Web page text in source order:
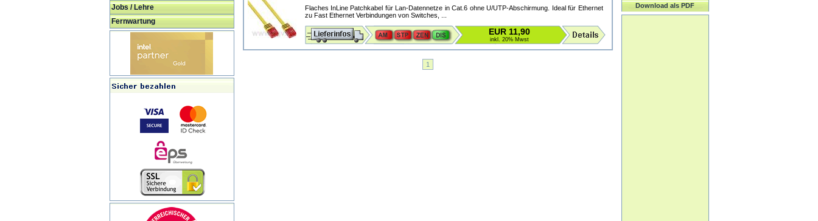
Jobs / Lehre
Fernwartung
Flaches InLine Patchkabel für Lan-Datennetze in Cat.6 ohne U/UTP-Abschirmung. Ideal für Ethernet
zu Fast Ethernet Verbindungen von Switches, ...
EUR 11,90
inkl. 20% Mwst
1
Download als PDF